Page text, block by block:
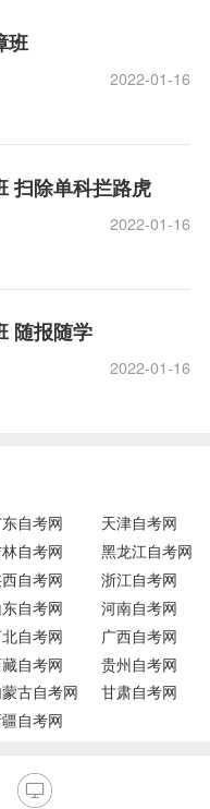
班
2022-01-16
扫除单科拦路虎
2022-01-16
随报随学
2022-01-16
东自考网
天津自考网
自考网
黑龙江自考网
自考网
浙江自考网
自考网
河南自考网
自考网
广西自考网
自考网
贵州自考网
古自考网
甘肃自考网
自考网